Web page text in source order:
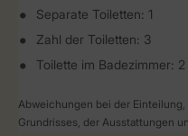
Separate Toiletten: 1
Zahl der Toiletten: 3
Toilette im Badezimmer: 2
Abweichungen bei der
Grundrisses, der Ausstattungen